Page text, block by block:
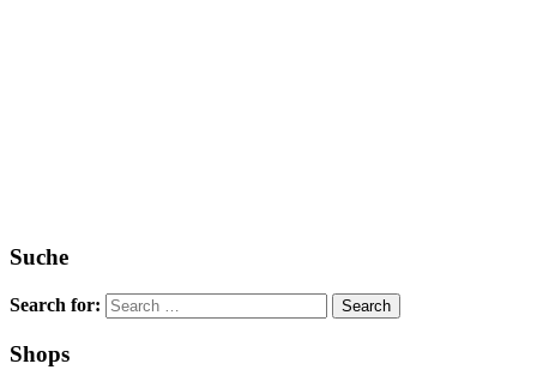
Suche
Search for:
Shops